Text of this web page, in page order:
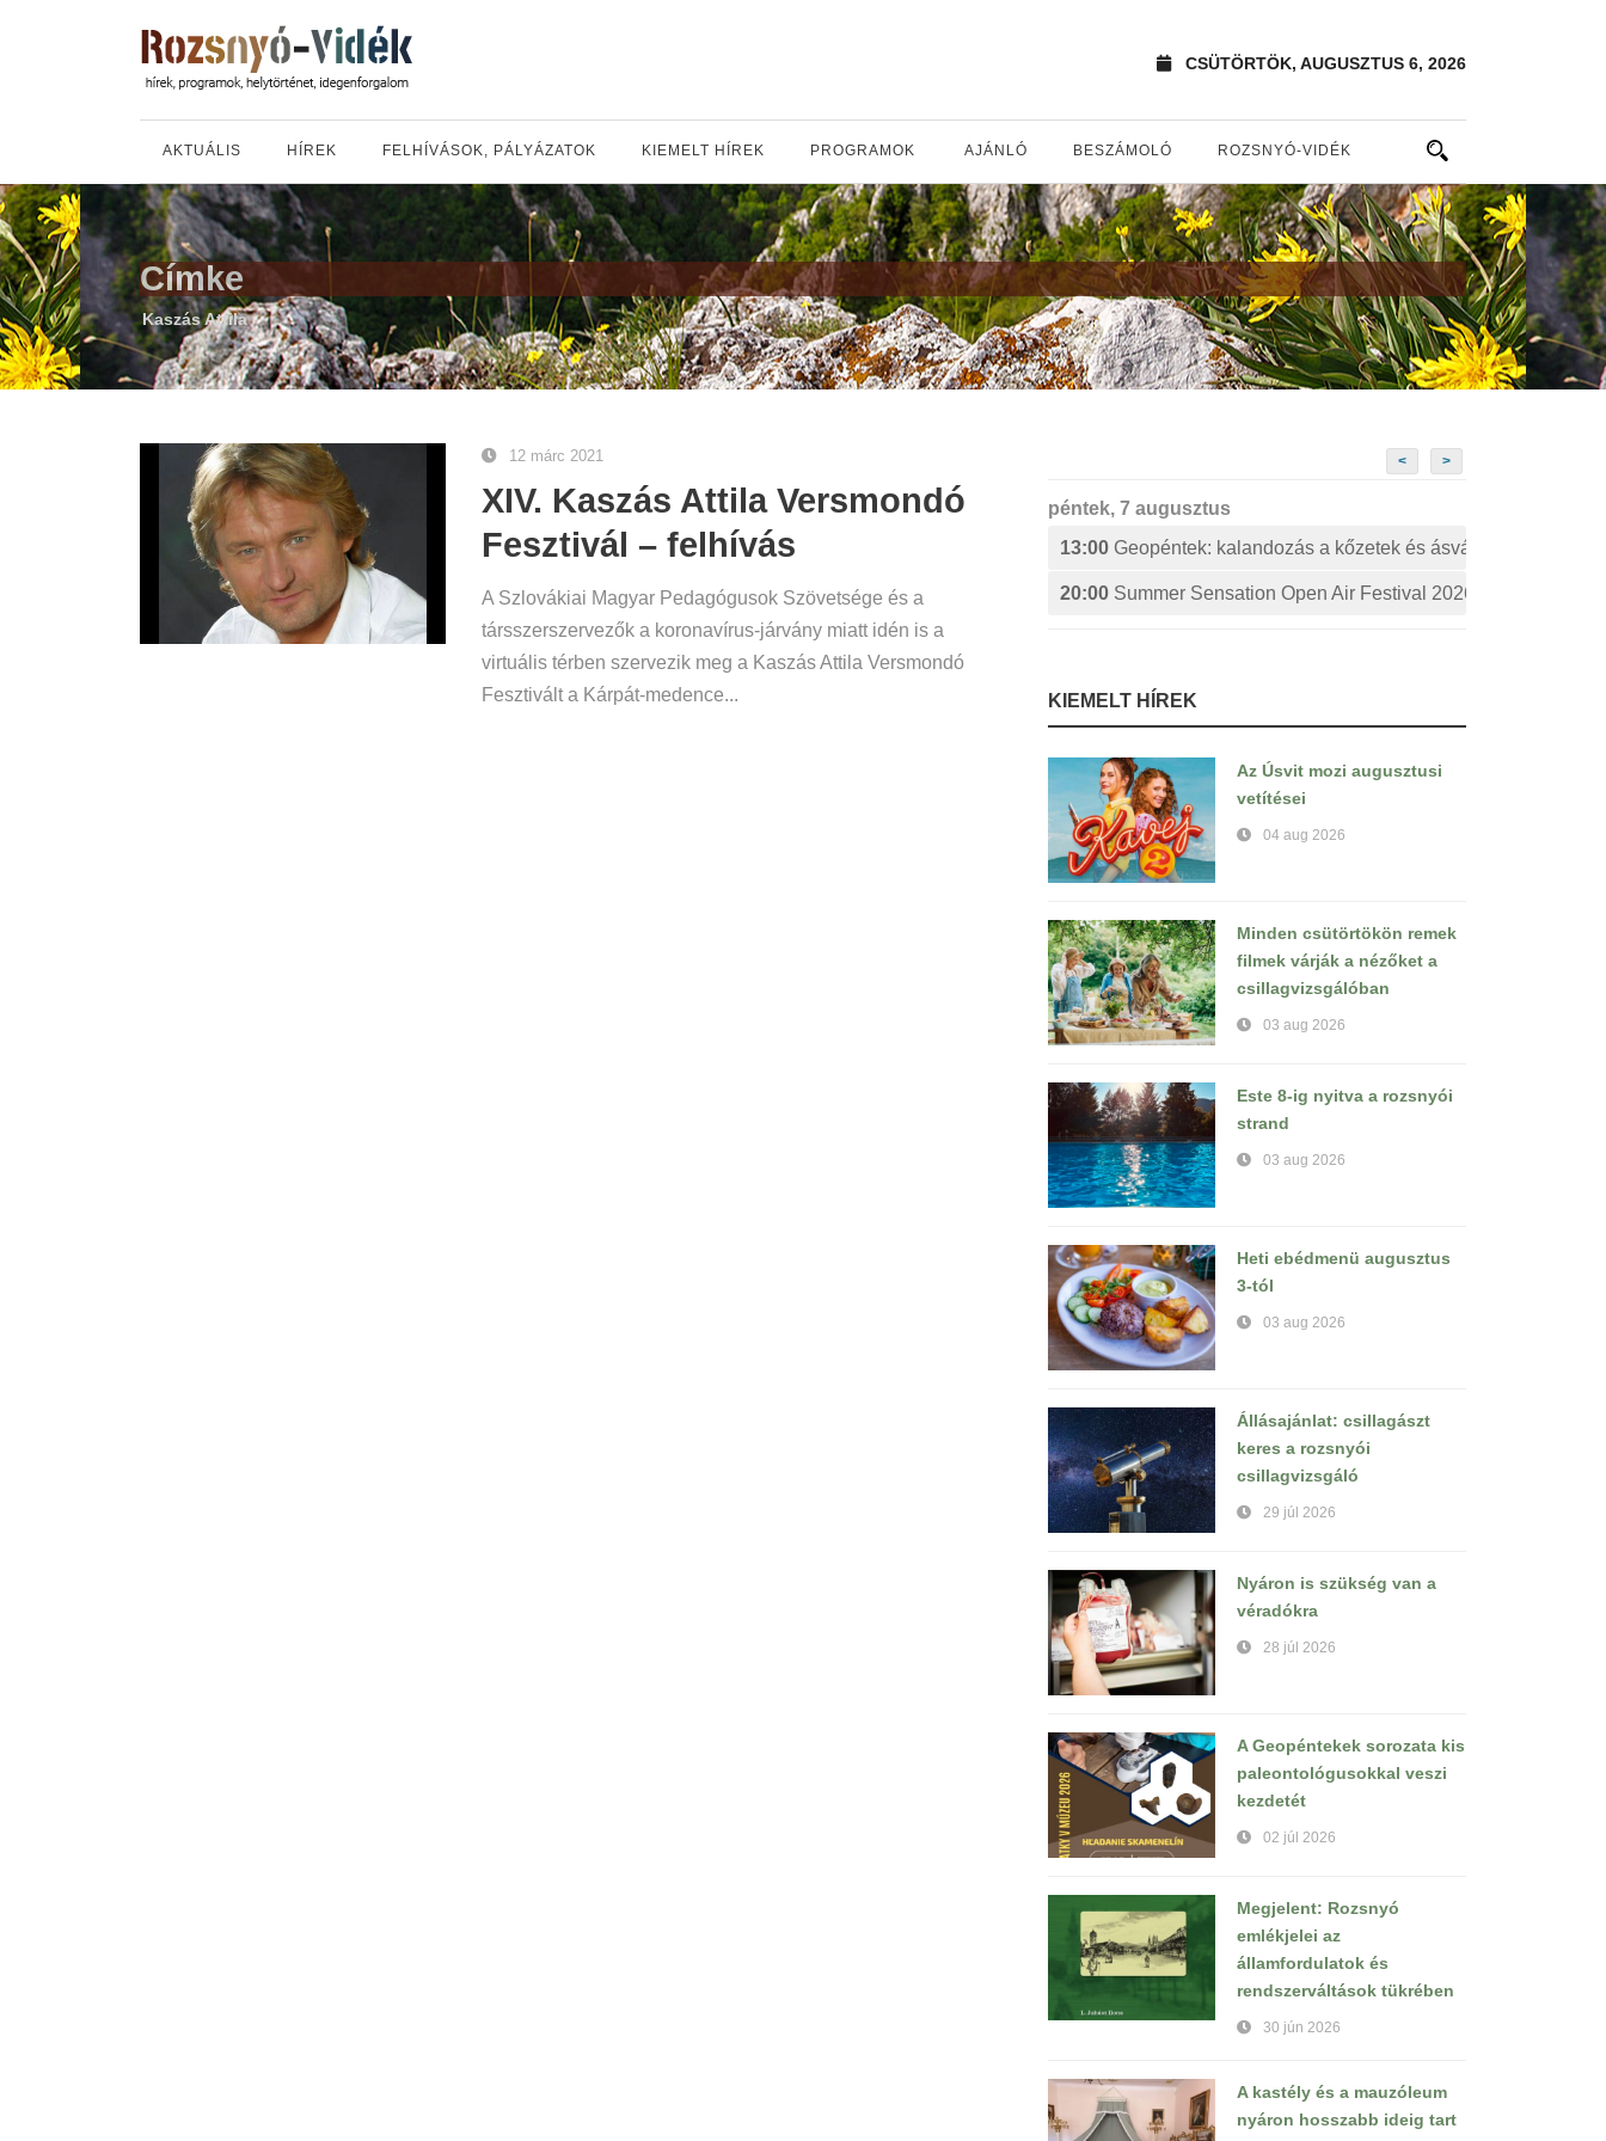
CSÜTÖRTÖK, AUGUSZTUS 6, 2026
AKTUÁLIS HÍREK FELHÍVÁSOK, PÁLYÁZATOK KIEMELT HÍREK PROGRAMOK AJÁNLÓ BESZÁMOLÓ ROZSNYÓ-VIDÉK
Címke
Kaszás Attila
12 márc 2021
XIV. Kaszás Attila Versmondó
Fesztivál – felhívás
A Szlovákiai Magyar Pedagógusok Szövetsége és a
társszerszervezők a koronavírus-járvány miatt idén is a
virtuális térben szervezik meg a Kaszás Attila Versmondó
Fesztivált a Kárpát-medence...
< >
péntek, 7 augusztus
13:00 Geopéntek: kalandozás a kőzetek és ásványok izgalmas
20:00 Summer Sensation Open Air Festival 2026:
KIEMELT HÍREK
Az Úsvit mozi augusztusi
vetítései
04 aug 2026
Minden csütörtökön remek
filmek várják a nézőket a
csillagvizsgálóban
03 aug 2026
Este 8-ig nyitva a rozsnyói
strand
03 aug 2026
Heti ebédmenü augusztus
3-tól
03 aug 2026
Állásajánlat: csillagászt
keres a rozsnyói
csillagvizsgáló
29 júl 2026
Nyáron is szükség van a
véradókra
28 júl 2026
A Geopéntekek sorozata kis
paleontológusokkal veszi
kezdetét
02 júl 2026
Megjelent: Rozsnyó
emlékjelei az
államfordulatok és
rendszerváltások tükrében
30 jún 2026
A kastély és a mauzóleum
nyáron hosszabb ideig tart